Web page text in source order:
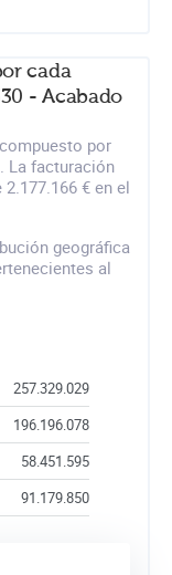
cada
- Acabado
por
La facturación
€ en el
geográfica
al
257.329.029
196.196.078
58.451.595
91.179.850